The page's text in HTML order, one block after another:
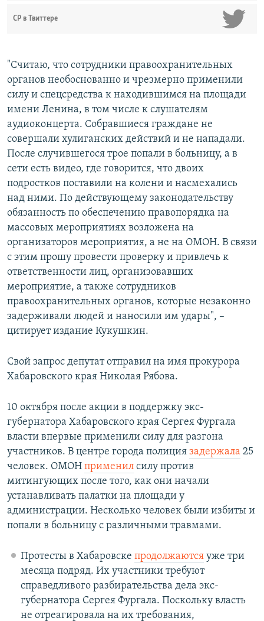
СР в Твиттере
"Считаю, что сотрудники правоохранительных
органов необоснованно и чрезмерно применили
силу и спецсредства к находившимся на площади
имени Ленина, в том числе к слушателям
аудиоконцерта. Собравшиеся граждане не
совершали хулиганских действий и не нападали.
После случившегося трое попали в больницу, а в
сети есть видео, где говорится, что двоих
подростков поставили на колени и насмехались
над ними. По действующему законодательству
обязанность по обеспечению правопорядка на
массовых мероприятиях возложена на
организаторов мероприятия, а не на ОМОН. В связи
с этим прошу провести проверку и привлечь к
ответственности лиц, организовавших
мероприятие, а также сотрудников
правоохранительных органов, которые незаконно
задерживали людей и наносили им удары", –
цитирует издание Кукушкин.
Свой запрос депутат отправил на имя прокурора
Хабаровского края Николая Рябова.
10 октября после акции в поддержку экс-
губернатора Хабаровского края Сергея Фургала
власти впервые применили силу для разгона
участников. В центре города полиция задержала 25
человек. ОМОН применил силу против
митингующих после того, как они начали
устанавливать палатки на площади у
администрации. Несколько человек были избиты и
попали в больницу с различными травмами.
Протесты в Хабаровске продолжаютсяуже три
месяца подряд. Их участники требуют
справедливого разбирательства дела экс-
губернатора Сергея Фургала. Поскольку власть
не отреагировала на их требования,